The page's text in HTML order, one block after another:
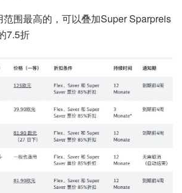
范围最高的，可以叠加Super Sparpreis
7.5折